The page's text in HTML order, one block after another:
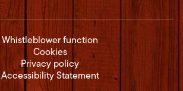
Whistleblower function
Cookies
Privacy policy
Accessibility Statement